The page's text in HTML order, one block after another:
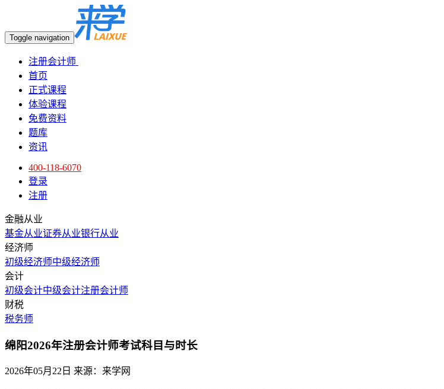
Toggle navigation
注册会计师
首页
正式课程
体验课程
免费资料
题库
资讯
400-118-6070
登录
注册
金融从业
基金从业证券从业银行从业
经济师
初级经济师中级经济师
会计
初级会计中级会计注册会计师
财税
税务师
绵阳2026年注册会计师考试科目与时长
2026年05月22日 来源：来学网